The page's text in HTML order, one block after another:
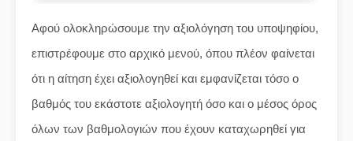
Αφού ολοκληρώσουμε την αξιολόγηση του υποψηφίου,
επιστρέφουμε στο αρχικό μενού, όπου πλέον φαίνεται
ότι η αίτηση έχει αξιολογηθεί και εμφανίζεται τόσο ο
βαθμός του εκάστοτε αξιολογητή όσο και ο μέσος όρος
όλων των βαθμολογιών που έχουν καταχωρηθεί για